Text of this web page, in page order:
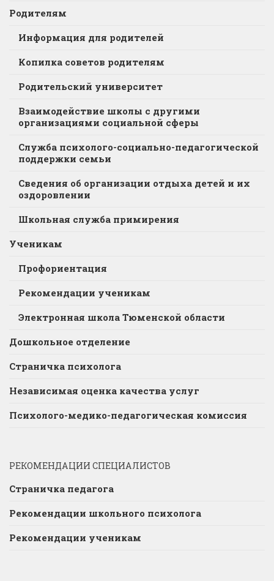
Родителям
Информация для родителей
Копилка советов родителям
Родительский университет
Взаимодействие школы с другими
организациями социальной сферы
Служба психолого-социально-педагогической
поддержки семьи
Сведения об организации отдыха детей и их
оздоровлении
Школьная служба примирения
Ученикам
Профориентация
Рекомендации ученикам
Электронная школа Тюменской области
Дошкольное отделение
Страничка психолога
Независимая оценка качества услуг
Психолого-медико-педагогическая комиссия
РЕКОМЕНДАЦИИ СПЕЦИАЛИСТОВ
Страничка педагога
Рекомендации школьного психолога
Рекомендации ученикам